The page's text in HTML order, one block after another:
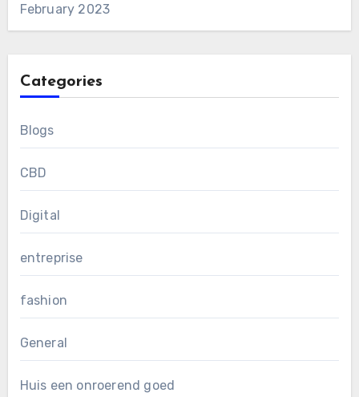
February 2023
Categories
Blogs
CBD
Digital
entreprise
fashion
General
Huis een onroerend goed